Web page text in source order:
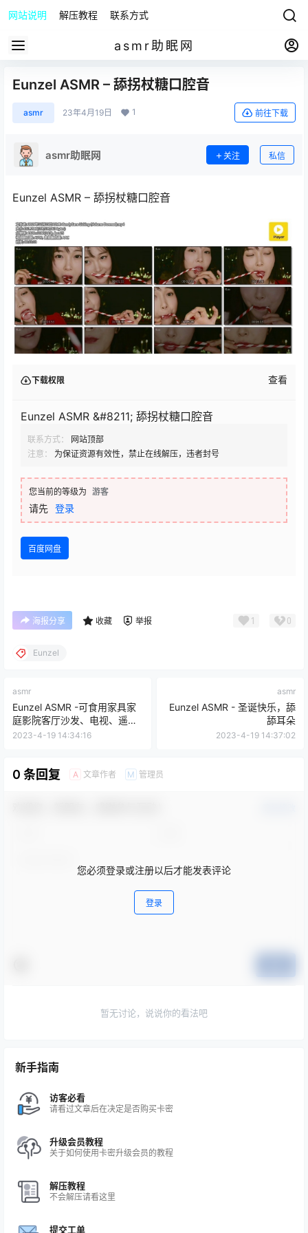
网站说明 解压教程 联系方式
asmr助眠网
Eunzel ASMR – 舔拐杖糖口腔音
asmr 23年4月19日 1 前往下载
asmr助眠网 关注 私信
Eunzel ASMR – 舔拐杖糖口腔音
下载权限 查看
Eunzel ASMR &#8211; 舔拐杖糖口腔音
联系方式：
网站顶部
注意：
为保证资源有效性，禁止在线解压，违者封号
您当前的等级为 游客
请先 登录
百度网盘
海报分享 收藏 举报 1 0
Eunzel
asmr
Eunzel ASMR -可食用家具家
庭影院客厅沙发、电视、遥控
就餐声音
2023-4-19 14:34:16
asmr
Eunzel ASMR - 圣诞快乐，舔
舔耳朵
2023-4-19 14:37:02
0 条回复 A 文章作者 M 管理员
您必须登录或注册以后才能发表评论
登录
暂无讨论，说说你的看法吧
新手指南
访客必看
请看过文章后在决定是否购买卡密
升级会员教程
关于如何使用卡密升级会员的教程
解压教程
不会解压请看这里
提交工单